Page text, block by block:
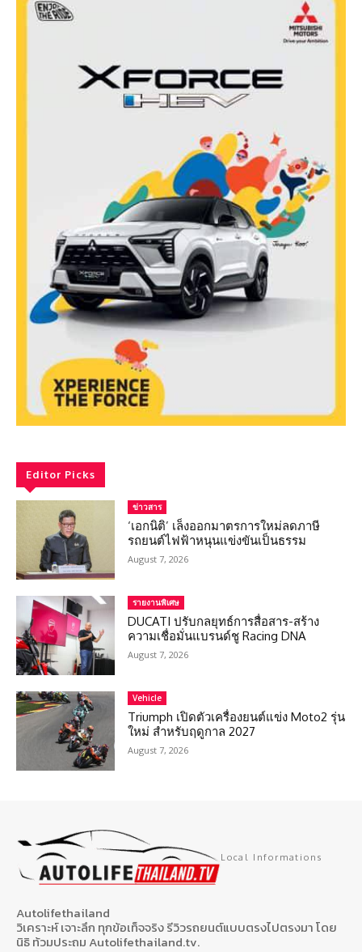
Editor Picks
ข่าวสาร
‘เอกนิติ’ เล็งออกมาตรการใหม่ลดภาษี
รถยนต์ไฟฟ้าหนุนแข่งขันเป็นธรรม
August 7, 2026
รายงานพิเศษ
DUCATI ปรับกลยุทธ์การสื่อสาร-สร้าง
ความเชื่อมั่นแบรนด์ชู Racing DNA
August 7, 2026
Vehicle
Triumph เปิดตัวเครื่องยนต์แข่ง Moto2 รุ่น
ใหม่ สำหรับฤดูกาล 2027
August 7, 2026
Local Informations
Autolifethailand
วิเคราะห์ เจาะลึก ทุกข้อเท็จจริง รีวิวรถยนต์แบบตรงไปตรงมา โดย
นิธิ ท้วมประถม Autolifethailand.tv.